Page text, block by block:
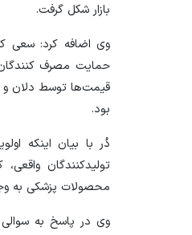
بازار شکل گرفت.
وی اضافه کرد: سعی
حمایت مصرف
بود.
دُر با بیان اینکه
تولیدکنندگان
محصولات پزشکی به
وی در پاسخ به